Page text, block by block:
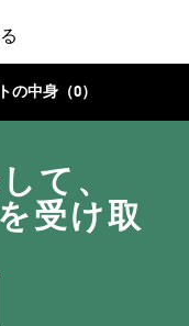
の中身（0）
て、
受け取